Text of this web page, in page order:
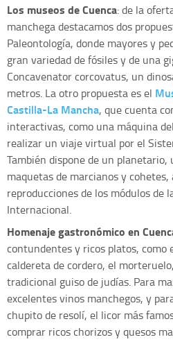
Los museos de Cuenca: de la
manchega destacamos dos
Paleontología, donde mayores y
gran variedad de fósiles y de una
Concavenator corcovatus, un
metros. La otro propuesta es el
Castilla-La Mancha, que cuenta
interactivas, como una máquina
realizar un viaje virtual por el
También dispone de un
maquetas de marcianos y cohetes,
reproducciones de los módulos de
Internacional.
Homenaje gastronómico en
contundentes y ricos platos, como
caldereta de cordero, el
tradicional guiso de judías. Para
excelentes vinos manchegos, y
chupito de resolí, el licor más
comprar ricos chorizos y quesos